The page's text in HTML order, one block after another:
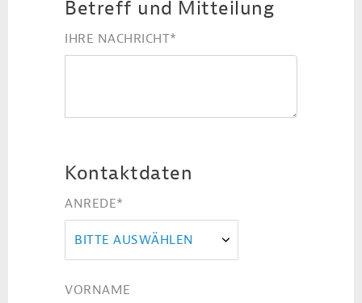
Betreff und Mitteilung
IHRE NACHRICHT*
Kontaktdaten
ANREDE*
BITTE AUSWÄHLEN
VORNAME